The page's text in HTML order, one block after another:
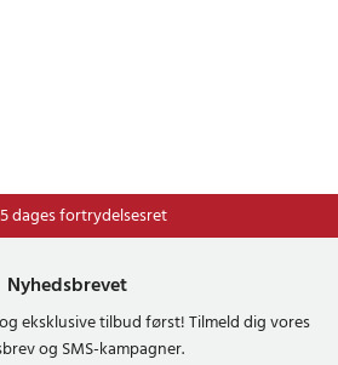
dages fortrydelsesret
Nyhedsbrevet
eksklusive tilbud først! Tilmeld dig vores
og SMS-kampagner.